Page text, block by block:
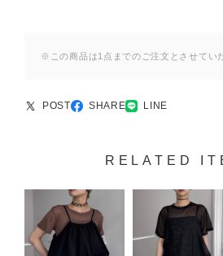
※この商品は1点までのご注文とさせてい
POST SHARE LINE
RELATED